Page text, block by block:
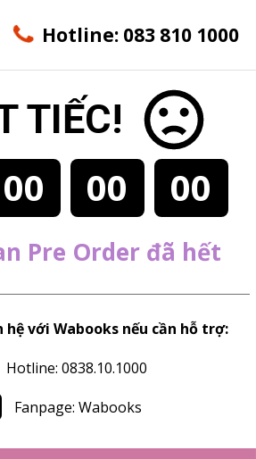
Hotline: 083 810 1000
00 00 00
Pre Order đã hết
TIẾC!
hệ với Wabooks nếu cần hỗ trợ:
Fanpage: Wabooks
Hotline: 0838.10.1000